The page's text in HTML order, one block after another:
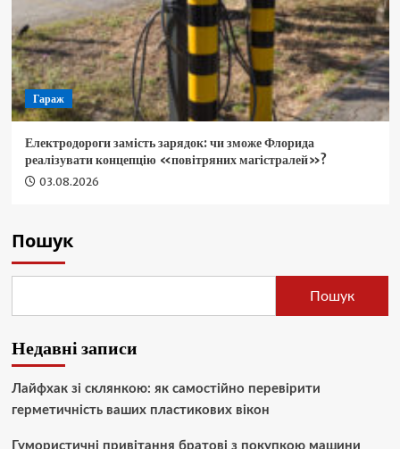
Гараж
Електродороги замість зарядок: чи зможе Флорида
реалізувати концепцію «повітряних магістралей»?
03.08.2026
Пошук
Пошук
Недавні записи
Лайфхак зі склянкою: як самостійно перевірити
герметичність ваших пластикових вікон
Гумористичні привітання братові з покупкою машини